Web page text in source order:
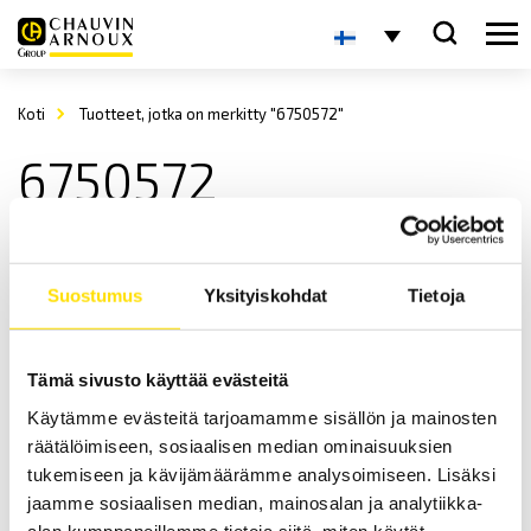
Suostumus Yksityiskohdat Tietoja
Tämä sivusto käyttää evästeitä
Käytämme evästeitä tarjoamamme sisällön ja mainosten
räätälöimiseen, sosiaalisen median ominaisuuksien
tukemiseen ja kävijämäärämme analysoimiseen. Lisäksi
jaamme sosiaalisen median, mainosalan ja analytiikka-
Koti Tuotteet, jotka on merkitty "6750572"
6750572
AmpFlex -virtapihtisarja
vaihesovelluksissa. Kytkentä: 4 mm:n banaani- tai BNC-liitin.